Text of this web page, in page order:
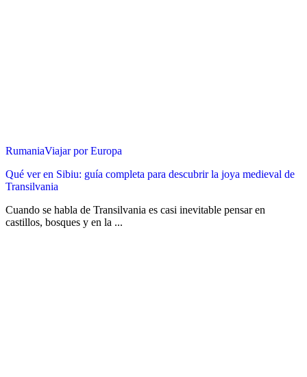
RumaniaViajar por Europa
Qué ver en Sibiu: guía completa para descubrir la joya medieval de
Transilvania
Cuando se habla de Transilvania es casi inevitable pensar en
castillos, bosques y en la ...